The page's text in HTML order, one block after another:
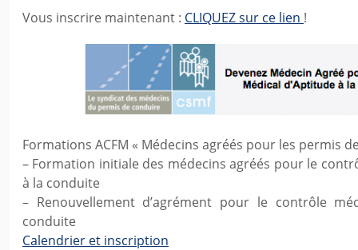
Vous inscrire maintenant : CLIQUEZ sur ce lien !
Formations ACFM « Médecins agréés pour les permis
– Formation initiale des médecins agréés pour le
à la conduite
– Renouvellement d’agrément pour le contrôle
conduite
Calendrier et inscription